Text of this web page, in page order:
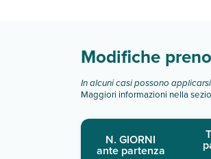
Modifiche
In alcuni casi possono
Maggiori informazioni nella
N. GIORNI
ante partenza